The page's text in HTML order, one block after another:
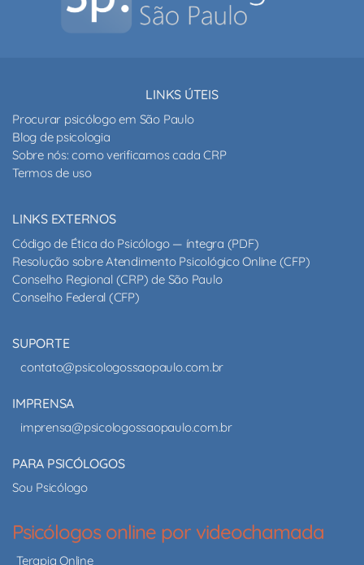
LINKS ÚTEIS
Procurar psicólogo em São Paulo
Blog de psicologia
Sobre nós: como verificamos cada CRP
Termos de uso
LINKS EXTERNOS
Código de Ética do Psicólogo — íntegra (PDF)
Resolução sobre Atendimento Psicológico Online (CFP)
Conselho Regional (CRP) de São Paulo
Conselho Federal (CFP)
SUPORTE
contato@psicologossaopaulo.com.br
IMPRENSA
imprensa@psicologossaopaulo.com.br
PARA PSICÓLOGOS
Sou Psicólogo
Psicólogos online por videochamada
Terapia Online